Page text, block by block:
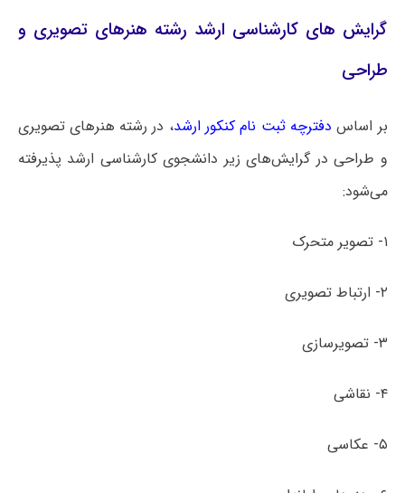
گرایش های کارشناسی ارشد رشته هنرهای تصویری و
طراحی
بر اساس دفترچه ثبت نام کنکور ارشد، در رشته هنرهای تصویری
و طراحی در گرایش‌های زیر دانشجوی کارشناسی ارشد پذیرفته
می‌شود:
۱- تصویر متحرک
۲- ارتباط تصویری
۳- تصویرسازی
۴- نقاشی
۵- عکاسی